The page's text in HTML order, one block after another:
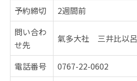
予約締切
2週間前
問い合わ
せ先
氣多大社 三井比以呂
電話番号
0767-22-0602